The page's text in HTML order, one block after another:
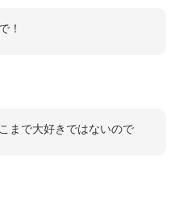
！
まで大好きではないので